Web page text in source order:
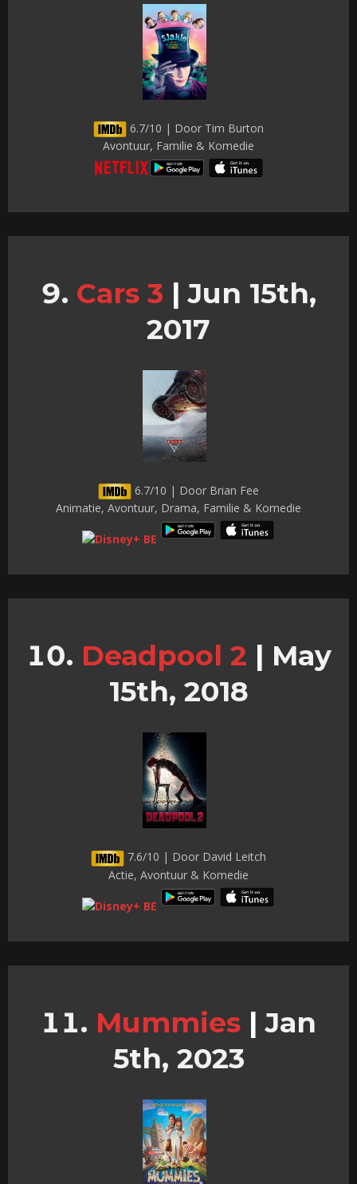
6.7/10 | Door Tim Burton
Avontuur, Familie & Komedie
Cars 3 | Jun 15th,
2017
6.7/10 | Door Brian Fee
Animatie, Avontuur, Drama, Familie & Komedie
Deadpool 2 | May
15th, 2018
7.6/10 | Door David Leitch
Actie, Avontuur & Komedie
Mummies | Jan
5th, 2023